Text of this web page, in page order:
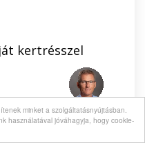
minket a szolgáltatásnyújtásban.
használatával jóváhagyja, hogy cookie-
kertrésszel
Wollein Attila